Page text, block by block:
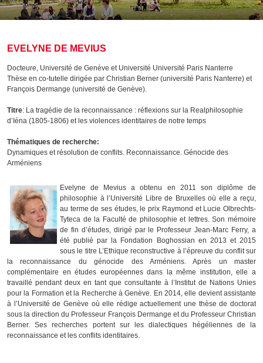
EVELYNE DE MEVIUS
Docteure, Université de Genève et Université Université Paris Nanterre
Thèse en co-tutelle dirigée par Christian Berner (université Paris Nanterre) et
François Dermange (université de Genève).
Titre: La tragédie de la reconnaissance : réflexions sur la Realphilosophie
d’Iéna (1805-1806) et les violences identitaires de notre temps
Thématiques de recherche:
Dynamiques et résolution de conflits. Reconnaissance. Génocide des
Arméniens
Evelyne de Mevius a obtenu en 2011 son diplôme de
philosophie à l’Université Libre de Bruxelles où elle a reçu,
au terme de ses études, le prix Raymond et Lucie Olbrechts-
Tyteca de la Faculté de philosophie et lettres. Son mémoire
de fin d’études, dirigé par le Professeur Jean-Marc Ferry, a
été publié par la Fondation Boghossian en 2013 et 2015
sous le titre L’Ethique reconstructive à l’épreuve du conflit sur
la reconnaissance du génocide des Arméniens. Après un master
complémentaire en études européennes dans la même institution, elle a
travaillé pendant deux en tant que consultante à l’Institut de Nations Unies
pour la Formation et la Recherche à Genève. En 2014, elle devient assistante
à l’Université de Genève où elle rédige actuellement une thèse de doctorat
sous la direction du Professeur François Dermange et du Professeur Christian
Berner. Ses recherches portent sur les dialectiques hégéliennes de la
reconnaissance et les conflits identitaires.